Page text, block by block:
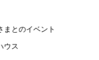
まとのイベント
ウス